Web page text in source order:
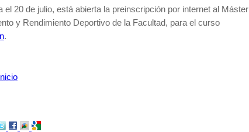
el 20 de julio, está abierta la preinscripción por internet al Máster
y Rendimiento Deportivo de la Facultad, para el curso
.